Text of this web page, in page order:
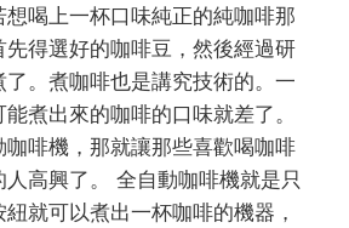
喝上一杯口味純正的純咖啡那
得選好的咖啡豆，然後經過研
。煮咖啡也是講究技術的。一
煮出來的咖啡的口味就差了。
啡機，那就讓那些喜歡喝咖啡
高興了。 全自動咖啡機就是只
就可以煮出一杯咖啡的機器，